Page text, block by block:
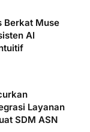
Berkat Muse
AI
Layanan
SDM ASN